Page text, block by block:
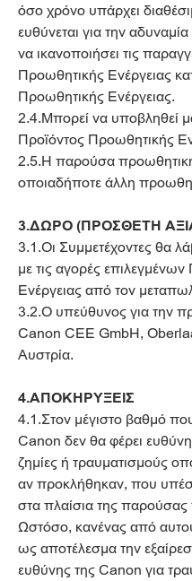
όσο χρόνο υπάρχει
ευθύνεται για την
να ικανοποιήσει τις
Προωθητικής Ενέργειας
Προωθητικής Ενέργειας.
2.4.Μπορεί να υποβληθεί
Προϊόντος Προωθητικής
2.5.Η παρούσα προωθητική
οποιαδήποτε άλλη
3.ΔΩΡΟ (ΠΡΟΣΘΕΤΗ
3.1.Οι Συμμετέχοντες θα
με τις αγορές
Ενέργειας από τον
3.2.Ο υπεύθυνος για την
Canon CEE GmbH,
Αυστρία.
4.ΑΠΟΚΗΡΥΞΕΙΣ
4.1.Στον μέγιστο βαθμό
Canon δεν θα φέρει
ζημίες ή τραυματισμούς
αν προκλήθηκαν, που
στα πλαίσια της παρούσας
Ωστόσο, κανένας από
ως αποτέλεσμα την
ευθύνης της Canon για